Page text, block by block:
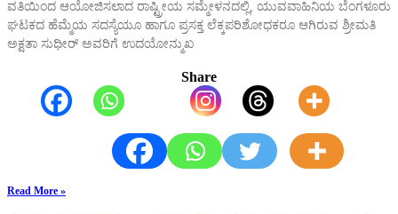
ವತಿಯಿಂದ ಆಯೋಜಿಸಲಾದ ರಾಷ್ಟ್ರೀಯ ಸಮ್ಮೇಳನದಲ್ಲಿ, ಯುವವಾಹಿನಿಯ ಬೆಂಗಳೂರು
ಘಟಕದ ಹೆಮ್ಮೆಯ ಸದಸ್ಯೆಯೂ ಹಾಗೂ ಪ್ರಸಕ್ತ ಲೆಕ್ಕಪರಿಶೋಧಕರೂ ಆಗಿರುವ ಶ್ರೀಮತಿ
ಅಕ್ಷತಾ ಸುಧೀರ್ ಅವರಿಗೆ ಉದಯೋನ್ಮುಖ
Share
Read More »